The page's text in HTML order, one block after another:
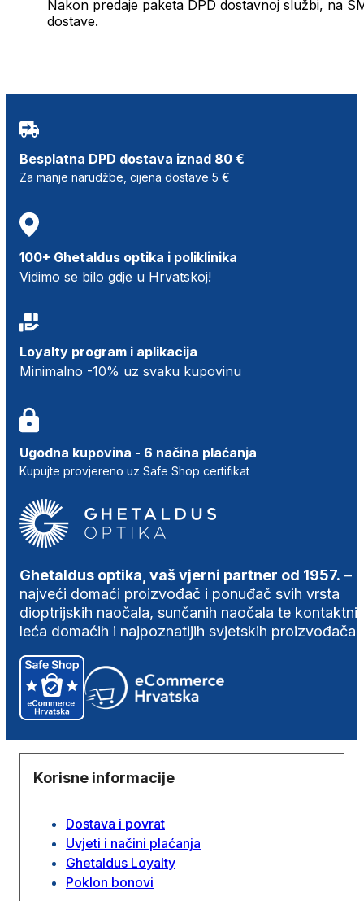
Nakon predaje paketa DPD dostavnoj službi, na
dostave.
Besplatna DPD dostava iznad 80 €
Za manje narudžbe, cijena dostave 5 €
100+ Ghetaldus optika i poliklinika
Vidimo se bilo gdje u Hrvatskoj!
Loyalty program i aplikacija
Minimalno -10% uz svaku kupovinu
Ugodna kupovina - 6 načina plaćanja
Kupujte provjereno uz Safe Shop certifikat
Ghetaldus optika, vaš vjerni partner od 1957. –
najveći domaći proizvođač i ponuđač svih vrsta
dioptrijskih naočala, sunčanih naočala te
leća domaćih i najpoznatijih svjetskih proizvođača.
Korisne informacije
Dostava i povrat
Uvjeti i načini plaćanja
Ghetaldus Loyalty
Poklon bonovi